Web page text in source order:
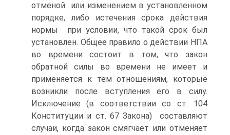
отменой или изменением в установленном
порядке, либо истечения срока действия
нормы при условии, что такой срок был
установлен. Общее правило о действии НПА
во времени состоит в том, что закон
обратной силы во времени не имеет и
применяется к тем отношениям, которые
возникли после вступления его в силу.
Исключение (в соответствии со ст. 104
Конституции и ст. 67 Закона) составляют
случаи, когда закон смягчает или отменяет